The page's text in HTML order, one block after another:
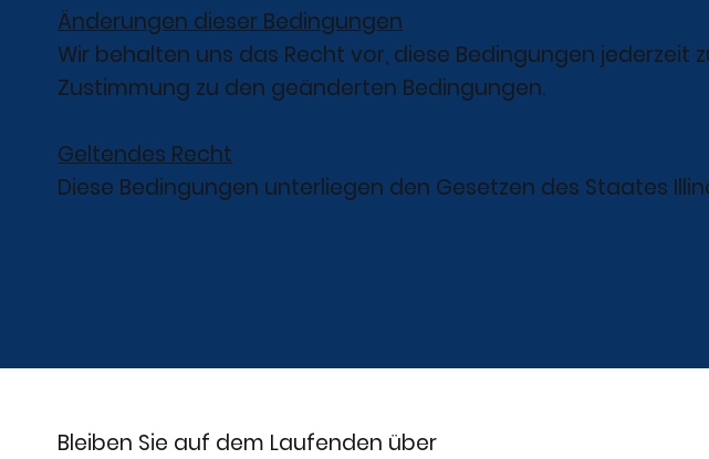
Änderungen dieser Bedingungen
Wir behalten uns das Recht vor, diese Bedingungen
Zustimmung zu den geänderten Bedingungen.
Geltendes Recht
Diese Bedingungen unterliegen den Gesetzen des Staates
Bleiben Sie auf dem Laufenden über